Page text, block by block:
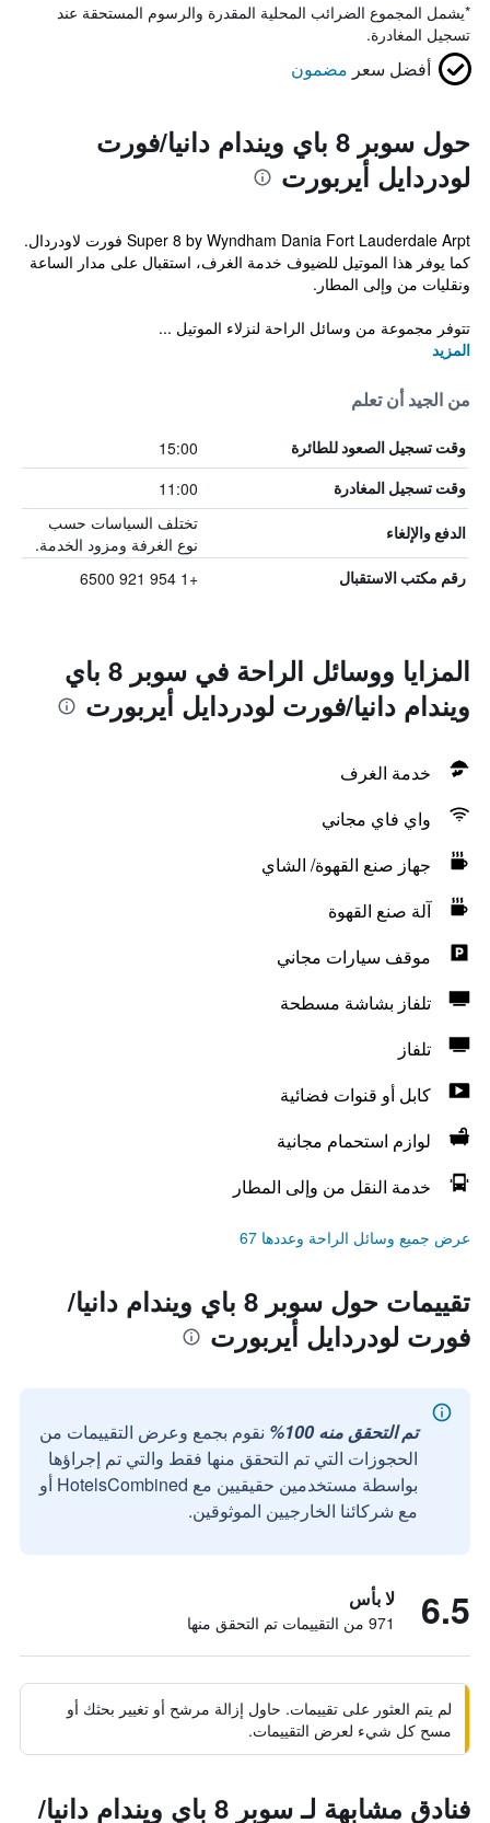
*يشمل المجموع الضرائب المحلية المقدرة والرسوم المستحقة عند
تسجيل المغادرة.
أفضل سعر مضمون
حول سوبر 8 باي ويندام دانيا/فورت
لودردايل أيربورت
Super 8 by Wyndham Dania Fort Lauderdale Arpt فورت لاودردال.
كما يوفر هذا الموتيل للضيوف خدمة الغرف، استقبال على مدار الساعة
ونقليات من وإلى المطار.
تتوفر مجموعة من وسائل الراحة لنزلاء الموتيل ...
المزيد
من الجيد أن تعلم
وقت تسجيل الصعود للطائرة 15:00
وقت تسجيل المغادرة 11:00
الدفع والإلغاء
تختلف السياسات حسب
نوع الغرفة ومزود الخدمة.
رقم مكتب الاستقبال +1 954 921 6500
المزايا ووسائل الراحة في سوبر 8 باي
ويندام دانيا/فورت لودردايل أيربورت
خدمة الغرف
واي فاي مجاني
جهاز صنع القهوة/ الشاي
آلة صنع القهوة
موقف سيارات مجاني
تلفاز بشاشة مسطحة
تلفاز
كابل أو قنوات فضائية
لوازم استحمام مجانية
خدمة النقل من وإلى المطار
عرض جميع وسائل الراحة وعددها 67
تقييمات حول سوبر 8 باي ويندام دانيا/
فورت لودردايل أيربورت
تم التحقق منه 100%
نقوم بجمع وعرض التقييمات من
الحجوزات التي تم التحقق منها فقط والتي تم إجراؤها
بواسطة مستخدمين حقيقيين مع HotelsCombined أو
مع شركائنا الخارجيين الموثوقين.
6.5 لا بأس
971 من التقييمات تم التحقق منها
لم يتم العثور على تقييمات. حاول إزالة مرشح أو تغيير بحثك أو
مسح كل شيء لعرض التقييمات.
فنادق مشابهة لـ سوبر 8 باي ويندام دانيا/